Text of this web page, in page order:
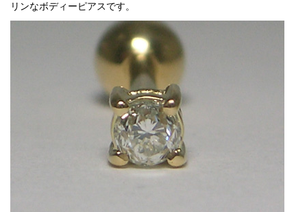
リンなボディーピアスです。